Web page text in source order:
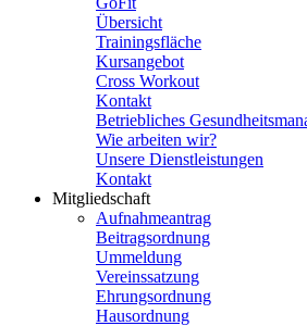
Übersicht
Trainingsfläche
Kursangebot
Cross Workout
Kontakt
Betriebliches
Wie arbeiten wir?
Unsere Dienstleistungen
Kontakt
Mitgliedschaft
Aufnahmeantrag
Beitragsordnung
Ummeldung
Vereinssatzung
Ehrungsordnung
Hausordnung